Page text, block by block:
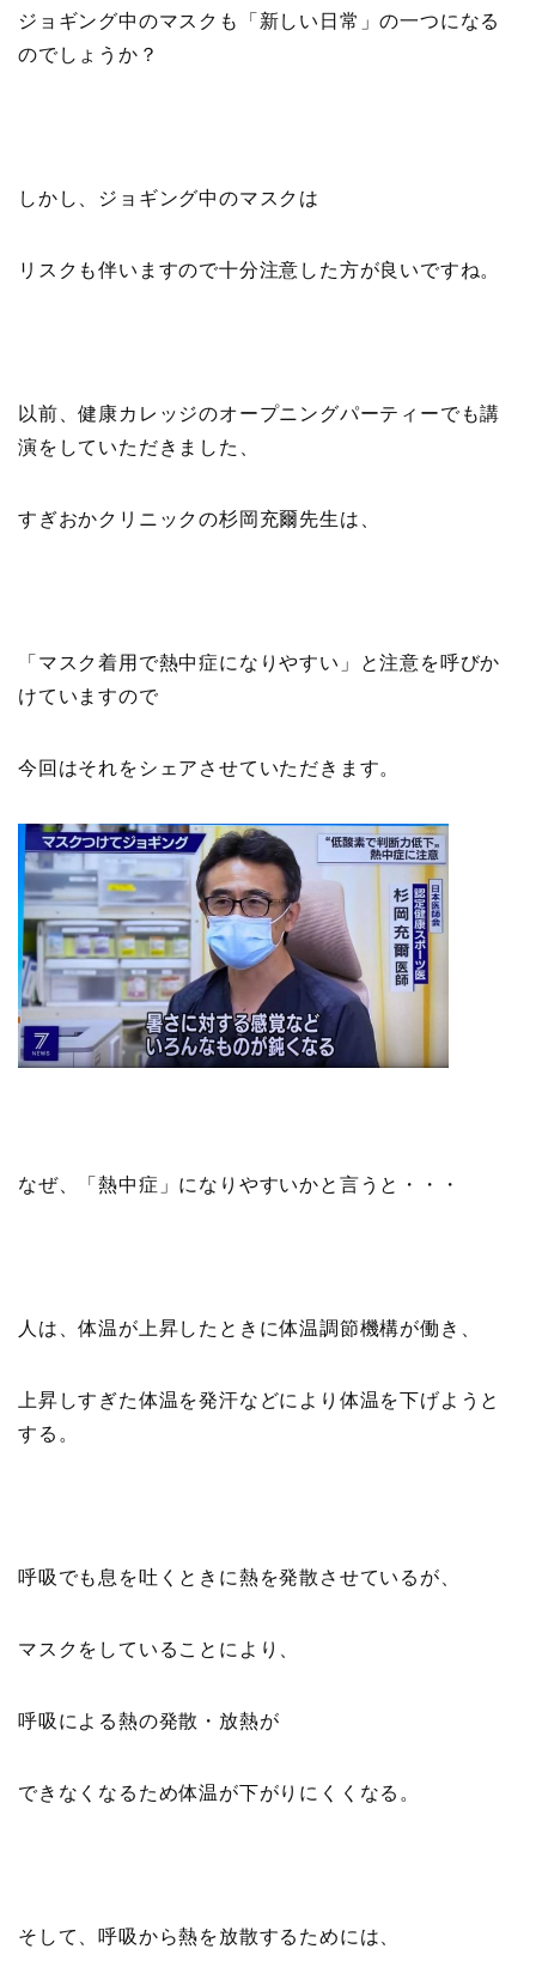
ジョギング中のマスクも「新しい日常」の一つになる
のでしょうか？
しかし、ジョギング中のマスクは
リスクも伴いますので十分注意した方が良いですね。
以前、健康カレッジのオープニングパーティーでも講
演をしていただきました、
すぎおかクリニックの杉岡充爾先生は、
「マスク着用で熱中症になりやすい」と注意を呼びか
けていますので
今回はそれをシェアさせていただきます。
なぜ、「熱中症」になりやすいかと言うと・・・
人は、体温が上昇したときに体温調節機構が働き、
上昇しすぎた体温を発汗などにより体温を下げようと
する。
呼吸でも息を吐くときに熱を発散させているが、
マスクをしていることにより、
呼吸による熱の発散・放熱が
できなくなるため体温が下がりにくくなる。
そして、呼吸から熱を放散するためには、